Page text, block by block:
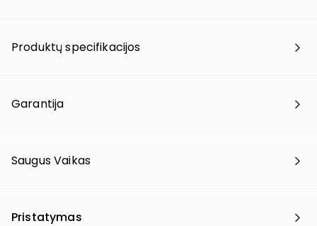
Produktų specifikacijos
Garantija
Saugus Vaikas
Pristatymas